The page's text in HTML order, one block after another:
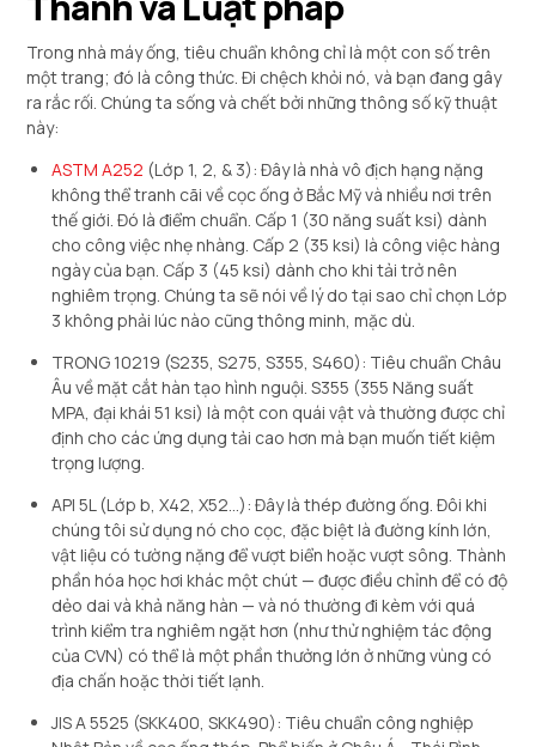
Trong nhà máy ống, tiêu chuẩn không chỉ là một con số trên
một trang; đó là công thức. Đi chệch khỏi nó, và bạn đang gây
ra rắc rối. Chúng ta sống và chết bởi những thông số kỹ thuật
này:
ASTM A252 (Lớp 1, 2, & 3): Đây là nhà vô địch hạng nặng
không thể tranh cãi về cọc ống ở Bắc Mỹ và nhiều nơi trên
thế giới. Đó là điểm chuẩn. Cấp 1 (30 năng suất ksi) dành
cho công việc nhẹ nhàng. Cấp 2 (35 ksi) là công việc hàng
ngày của bạn. Cấp 3 (45 ksi) dành cho khi tải trở nên
nghiêm trọng. Chúng ta sẽ nói về lý do tại sao chỉ chọn Lớp
3 không phải lúc nào cũng thông minh, mặc dù.
TRONG 10219 (S235, S275, S355, S460): Tiêu chuẩn Châu
Âu về mặt cắt hàn tạo hình nguội. S355 (355 Năng suất
MPA, đại khái 51 ksi) là một con quái vật và thường được chỉ
định cho các ứng dụng tải cao hơn mà bạn muốn tiết kiệm
trọng lượng.
API 5L (Lớp b, X42, X52…): Đây là thép đường ống. Đôi khi
chúng tôi sử dụng nó cho cọc, đặc biệt là đường kính lớn,
vật liệu có tường nặng để vượt biển hoặc vượt sông. Thành
phần hóa học hơi khác một chút — được điều chỉnh để có độ
dẻo dai và khả năng hàn — và nó thường đi kèm với quá
trình kiểm tra nghiêm ngặt hơn (như thử nghiệm tác động
của CVN) có thể là một phần thưởng lớn ở những vùng có
địa chấn hoặc thời tiết lạnh.
JIS A 5525 (SKK400, SKK490): Tiêu chuẩn công nghiệp